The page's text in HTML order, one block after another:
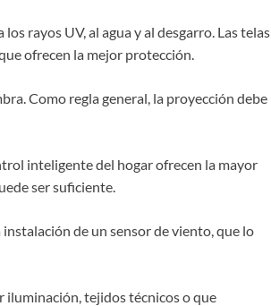
rayos UV, al agua y al desgarro. Las telas
ofrecen la mejor protección.
Como regla general, la proyección debe
inteligente del hogar ofrecen la mayor
ser suficiente.
de un sensor de viento, que lo
iluminación, tejidos técnicos o que